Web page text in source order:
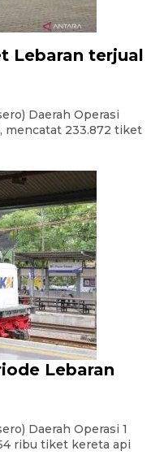
Lebaran terjual
Daerah Operasi
mencatat 233.872 tiket
Lebaran
Daerah Operasi 1
ribu tiket kereta api